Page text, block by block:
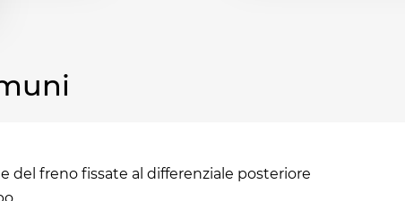
del freno fissate al differenziale posteriore